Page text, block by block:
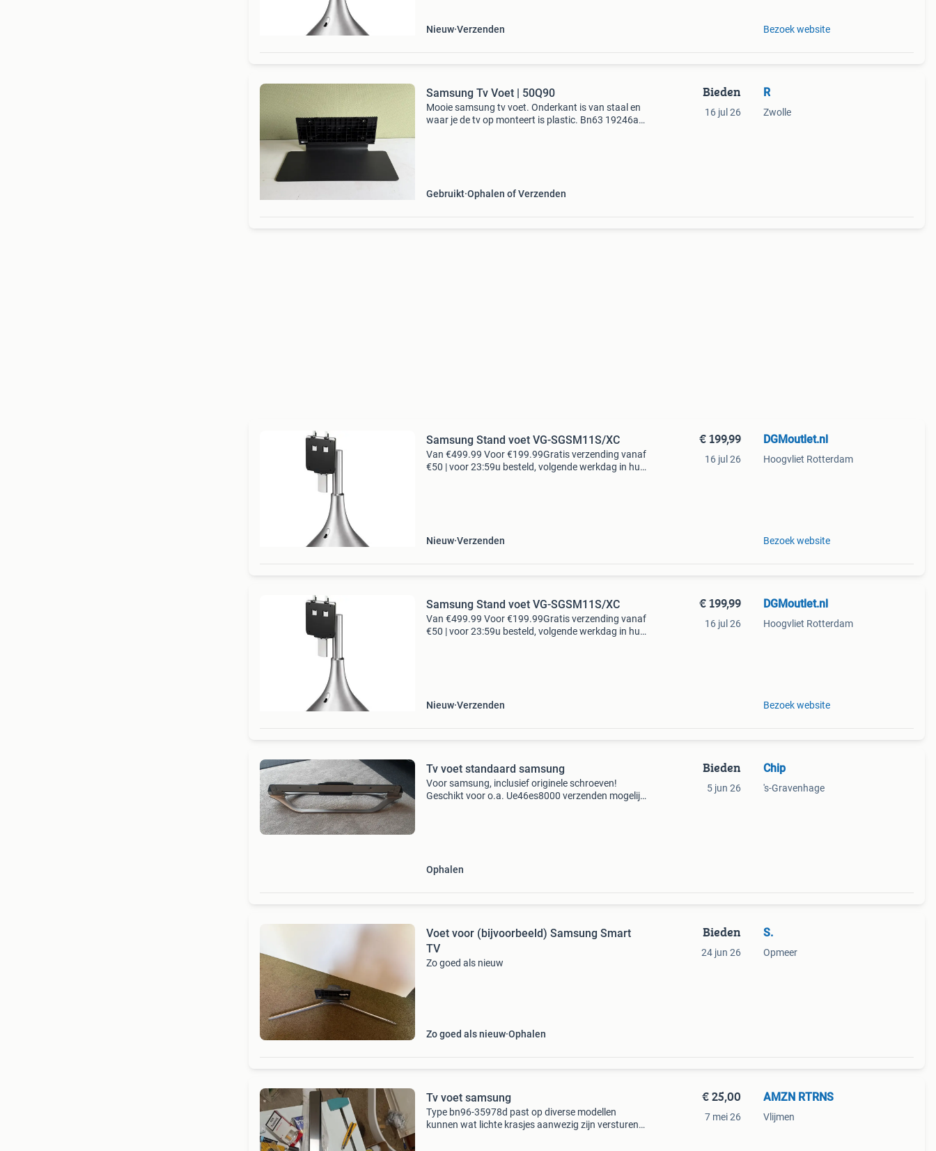
Nieuw Verzenden Bezoek website
Samsung Tv Voet | 50Q90
Mooie samsung tv voet. Onderkant is van staal en
waar je de tv op monteert is plastic. Bn63 19246a.
Gebruikt Ophalen of Verzenden
Bieden
16 jul 26
R
Zwolle
Samsung Stand voet VG-SGSM11S/XC
Van €499.99 Voor €199.99Gratis verzending vanaf
€50 | voor 23:59u besteld, volgende werkdag in huis
Nieuw Verzenden
€ 199,99
16 jul 26
DGMoutlet.nl
Hoogvliet Rotterdam
Bezoek website
Samsung Stand voet VG-SGSM11S/XC
Van €499.99 Voor €199.99Gratis verzending vanaf
€50 | voor 23:59u besteld, volgende werkdag in huis
Nieuw Verzenden
€ 199,99
16 jul 26
DGMoutlet.nl
Hoogvliet Rotterdam
Bezoek website
Tv voet standaard samsung
Voor samsung, inclusief originele schroeven!
Geschikt voor o.a. Ue46es8000 verzenden mogelijk
Ophalen
Bieden
5 jun 26
Chip
's-Gravenhage
Voet voor (bijvoorbeeld) Samsung Smart
TV
Zo goed als nieuw
Zo goed als nieuw Ophalen
Bieden
24 jun 26
S.
Opmeer
Tv voet samsung
Type bn96-35978d past op diverse modellen
kunnen wat lichte krasjes aanwezig zijn versturen
€ 25,00
7 mei 26
AMZN RTRNS
Vlijmen